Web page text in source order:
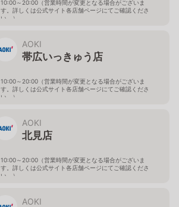
10:00～20:00（営業時間が変更となる場合がございま
す。詳しくは公式サイト各店舗ページにてご確認くださ
い。）
AOKI
帯広いっきゅう店
10:00～20:00（営業時間が変更となる場合がございま
す。詳しくは公式サイト各店舗ページにてご確認くださ
い。）
AOKI
北見店
10:00～20:00（営業時間が変更となる場合がございま
す。詳しくは公式サイト各店舗ページにてご確認くださ
い。）
AOKI